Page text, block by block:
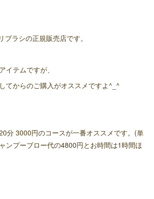
ブラシの正規販売店です。
イテムですが、
てからのご購入がオススメですよ^_^
分 3000円のコースが一番オススメです。(単
ンプーブロー代の4800円とお時間は1時間ほ